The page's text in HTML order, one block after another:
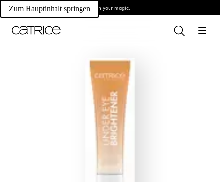
Zum Hauptinhalt springen Own your magic.